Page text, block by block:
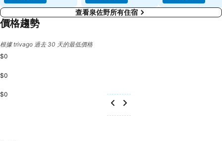
查看泉佐野所有住宿
價格趨勢
根據 trivago 過去 30 天的最低價格
$0
$0
$0